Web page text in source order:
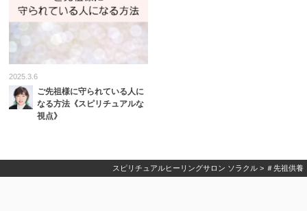
2025.3.6
ご先祖様に守られている人に
なる方法《スピリチュアルな
視点》
スピリチュアルヒーリングサロン ソラクル > ＃先祖供養